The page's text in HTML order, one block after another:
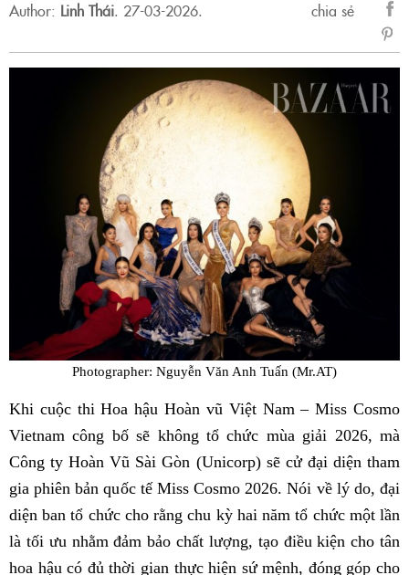
Author: Linh Thái. 27-03-2026.
chia sẻ
sẻ
Photographer: Nguyễn Văn Anh Tuấn (Mr.AT)
Khi cuộc thi Hoa hậu Hoàn vũ Việt Nam – Miss Cosmo
Vietnam công bố sẽ không tổ chức mùa giải 2026, mà
Công ty Hoàn Vũ Sài Gòn (Unicorp) sẽ cử đại diện tham
gia phiên bản quốc tế Miss Cosmo 2026. Nói về lý do, đại
diện ban tổ chức cho rằng chu kỳ hai năm tổ chức một lần
là tối ưu nhằm đảm bảo chất lượng, tạo điều kiện cho tân
hoa hậu có đủ thời gian thực hiện sứ mệnh, đóng góp cho